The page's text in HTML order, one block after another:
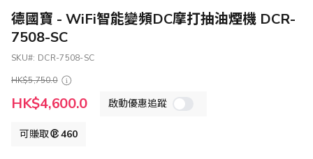
德國寶 - WiFi智能變頻DC摩打抽油煙機 DCR-
7508-SC
SKU
DCR-7508-SC
HK$5,750.0
特
殊
HK$4,600.0 啟動優惠追蹤
可賺取 460